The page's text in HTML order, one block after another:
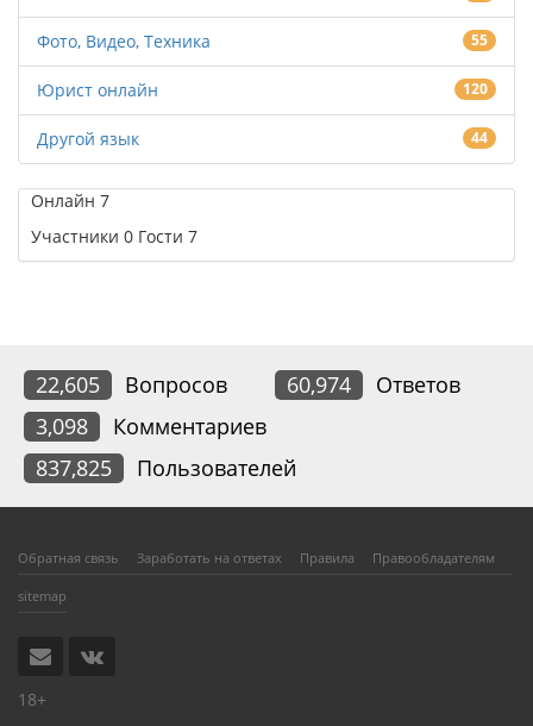
Фото, Видео, Техника 55
Юрист онлайн 120
Другой язык 44
Онлайн 7
Участники 0 Гости 7
22,605 Вопросов 60,974
Ответов
3,098
Комментариев
837,825
Пользователей
Обратная связь Заработать на ответах Правила Правообладателям
sitemap
18+